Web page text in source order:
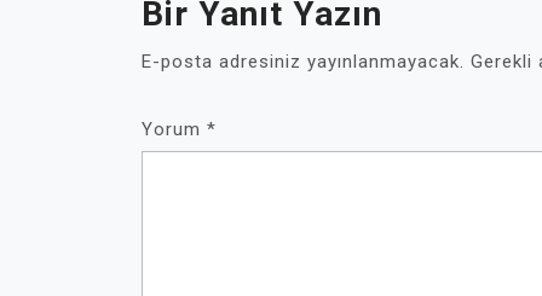
Bir Yanıt Yazın
E-posta adresiniz yayınlanmayacak. Gerekli
Yorum *